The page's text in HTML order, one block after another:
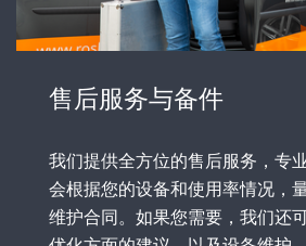
售后服务与备件
我们提供全方位的售后服务，专
会根据您的设备和使用率情况，
维护合同。如果您需要，我们还